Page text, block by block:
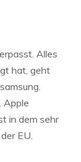
Alles
hat, geht
Apple
in dem sehr
EU.